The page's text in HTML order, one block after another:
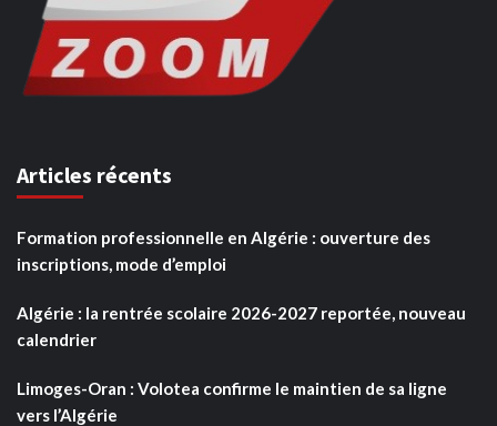
Articles récents
Formation professionnelle en Algérie : ouverture des
inscriptions, mode d’emploi
Algérie : la rentrée scolaire 2026-2027 reportée, nouveau
calendrier
Limoges-Oran : Volotea confirme le maintien de sa ligne
vers l’Algérie